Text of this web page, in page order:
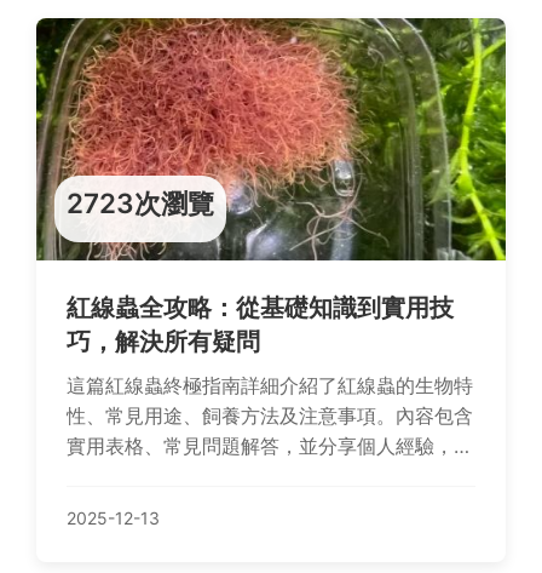
2723次瀏覽
紅線蟲全攻略：從基礎知識到實用技
巧，解決所有疑問
這篇紅線蟲終極指南詳細介紹了紅線蟲的生物特
性、常見用途、飼養方法及注意事項。內容包含
實用表格、常見問題解答，並分享個人經驗，幫
飼主，都能找到所需資訊。
2025-12-13